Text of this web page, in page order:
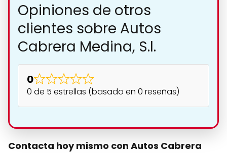
Opiniones de otros
clientes sobre Autos
Cabrera Medina, S.l.
0
0 de 5 estrellas (basado en 0 reseñas)
Contacta hoy mismo con Autos Cabrera